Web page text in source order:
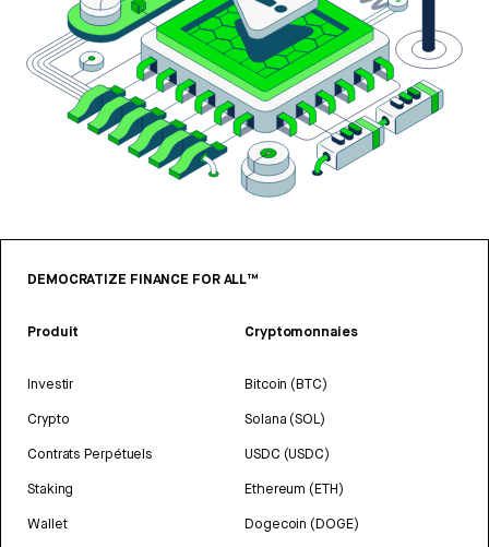
DEMOCRATIZE FINANCE FOR ALL™
Produit
Investir
Crypto
Contrats Perpétuels
Staking
Wallet
Cryptomonnaies
Bitcoin (BTC)
Solana (SOL)
USDC (USDC)
Ethereum (ETH)
Dogecoin (DOGE)